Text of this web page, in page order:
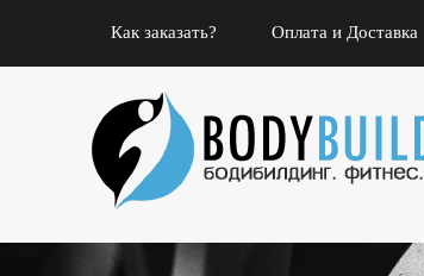
Как заказать? Оплата и Доставка